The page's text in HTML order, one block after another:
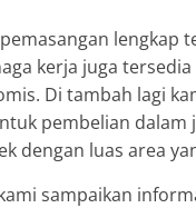
lengkap
kerja juga
Di tambah lagi
pembelian dalam
dengan luas area
sampaikan